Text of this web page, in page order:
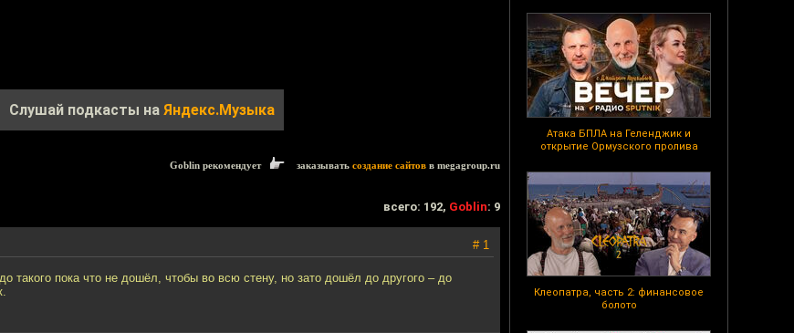
Атака БПЛА на Геленджик и
открытие Ормузского пролива
Клеопатра, часть 2: финансовое
болото
Слушай подкасты на Яндекс.Музыка
Goblin рекомендует заказывать создание сайтов в megagroup.ru
всего: 192, Goblin: 9
# 1
такого пока что не дошёл, чтобы во всю стену, но зато дошёл до другого – до